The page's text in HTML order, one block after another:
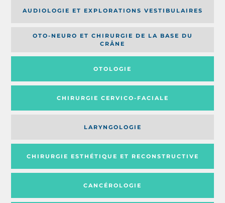
AUDIOLOGIE ET EXPLORATIONS VESTIBULAIRES
OTO-NEURO ET CHIRURGIE DE LA BASE DU
CRÂNE
OTOLOGIE
CHIRURGIE CERVICO-FACIALE
LARYNGOLOGIE
CHIRURGIE ESTHÉTIQUE ET RECONSTRUCTIVE
CANCÉROLOGIE